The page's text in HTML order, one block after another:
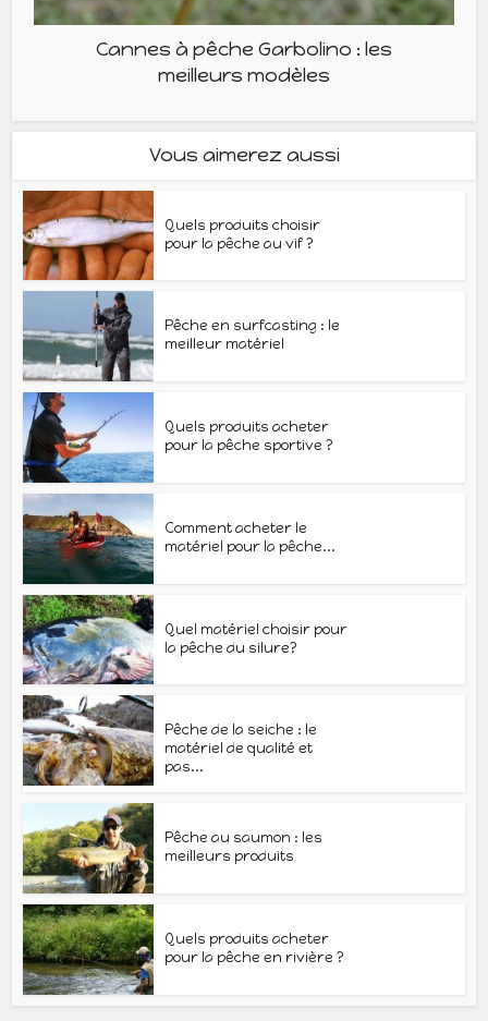
Cannes à pêche Garbolino : les
meilleurs modèles
Vous aimerez aussi
Quels produits choisir
pour la pêche au vif ?
Pêche en surfcasting : le
meilleur matériel
Quels produits acheter
pour la pêche sportive ?
Comment acheter le
matériel pour la pêche...
Quel matériel choisir pour
la pêche du silure?
Pêche de la seiche : le
matériel de qualité et
pas...
Pêche au saumon : les
meilleurs produits
Quels produits acheter
pour la pêche en rivière ?